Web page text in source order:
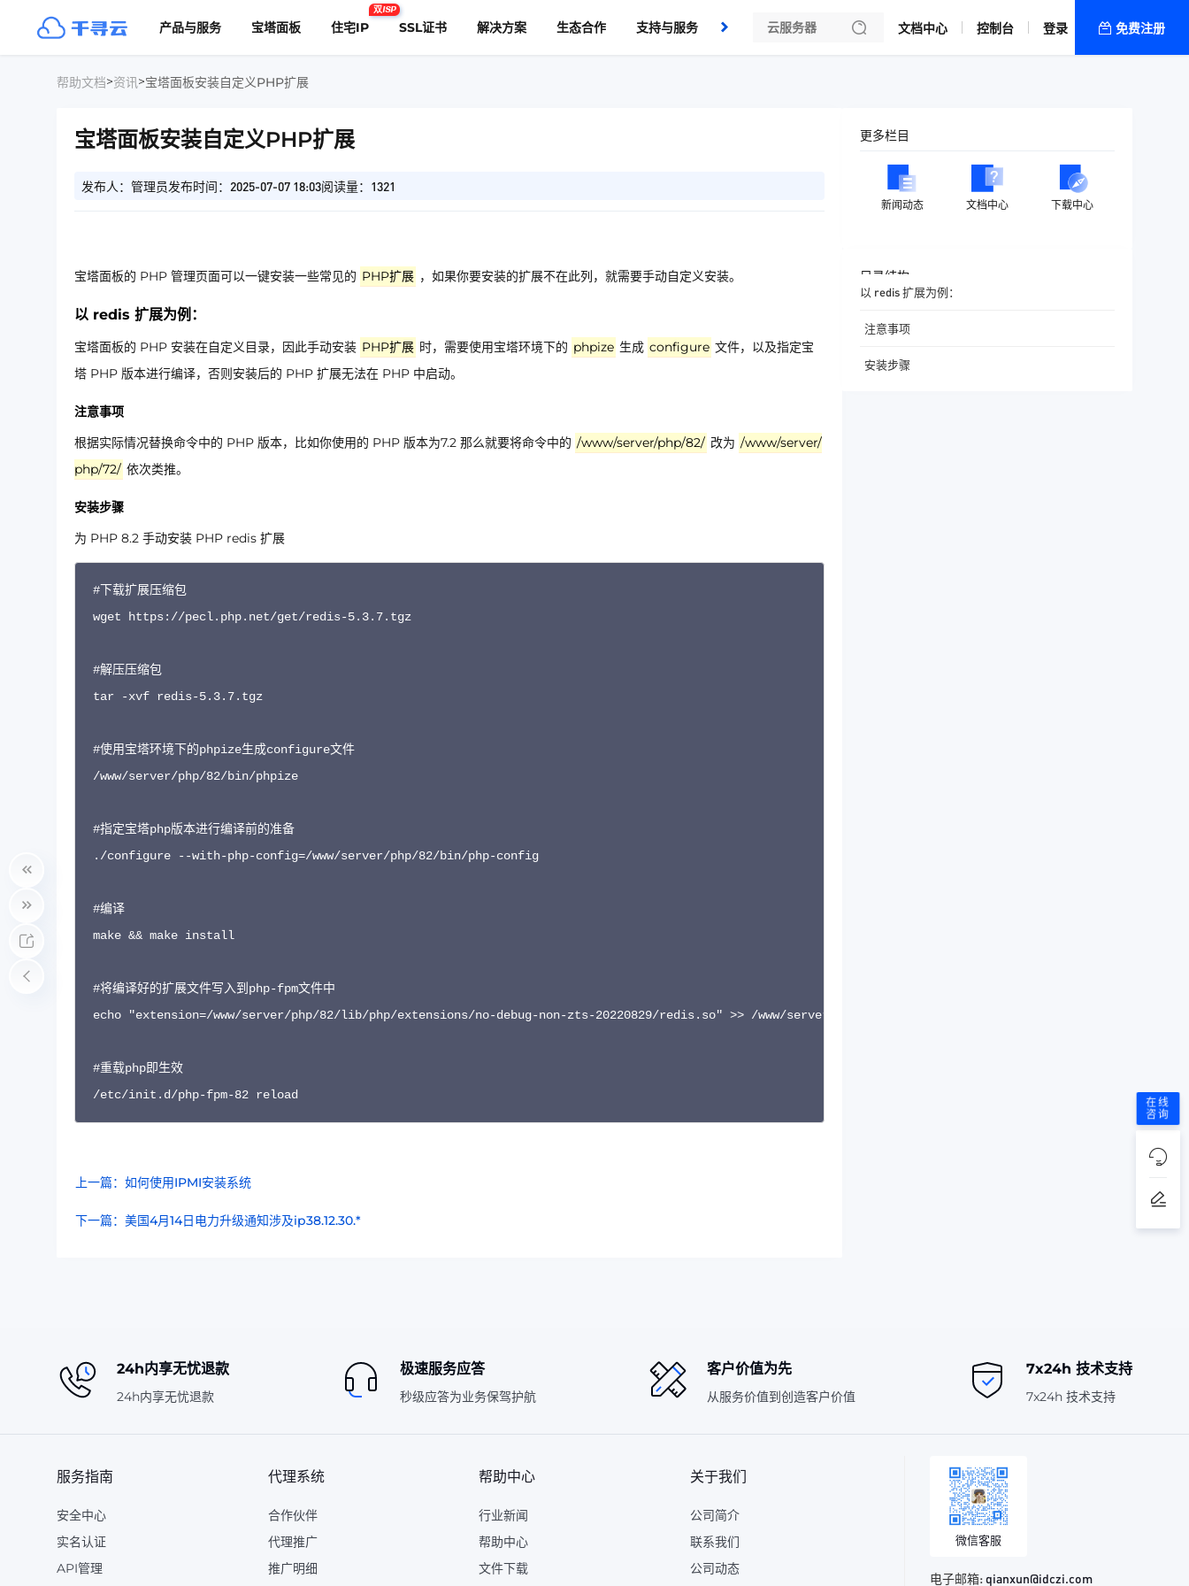
产品与服务 宝塔面板 住宅IP
双ISP
SSL证书 解决方案 生态合作 支持与服务
了解我们
文档中心 控制台 登录 免费注册
帮助文档>资讯>宝塔面板安装自定义PHP扩展
宝塔面板安装自定义PHP扩展
发布人：管理员发布时间：2025-07-07 18:03阅读量：1321
宝塔面板的 PHP 管理页面可以一键安装一些常见的 PHP扩展 ，如果你要安装的扩展不在此列，就需要手动自定义安装。
以 redis 扩展为例：
宝塔面板的 PHP 安装在自定义目录，因此手动安装 PHP扩展 时，需要使用宝塔环境下的 phpize 生成 configure 文件，以及指定宝
塔 PHP 版本进行编译，否则安装后的 PHP 扩展无法在 PHP 中启动。
注意事项
根据实际情况替换命令中的 PHP 版本，比如你使用的 PHP 版本为7.2 那么就要将命令中的 /www/server/php/82/ 改为 /www/server/
php/72/ 依次类推。
安装步骤
为 PHP 8.2 手动安装 PHP redis 扩展
#下载扩展压缩包
wget https://pecl.php.net/get/redis-5.3.7.tgz
#解压压缩包
tar -xvf redis-5.3.7.tgz
#使用宝塔环境下的phpize生成configure文件
/www/server/php/82/bin/phpize
#指定宝塔php版本进行编译前的准备
./configure --with-php-config=/www/server/php/82/bin/php-config
#编译
make && make install
#将编译好的扩展文件写入到php-fpm文件中
echo "extension=/www/server/php/82/lib/php/extensions/no-debug-non-zts-20220829/redis.so" >> /www/server/php/82/etc/php.ini
#重载php即生效
上一篇：如何使用IPMI安装系统
下一篇：美国4月14日电力升级通知涉及ip38.12.30.*
更多栏目
新闻动态 文档中心 下载中心
目录结构
以 redis 扩展为例：
注意事项
安装步骤
24h内享无忧退款
24h内享无忧退款
极速服务应答
秒级应答为业务保驾护航
客户价值为先
从服务价值到创造客户价值
7x24h 技术支持
7x24h 技术支持
服务指南
安全中心
实名认证
API管理
代理系统
合作伙伴
代理推广
推广明细
帮助中心
行业新闻
帮助中心
文件下载
关于我们
公司简介
联系我们
公司动态
微信客服
电子邮箱:qianxun@idczi.com
在线
咨询